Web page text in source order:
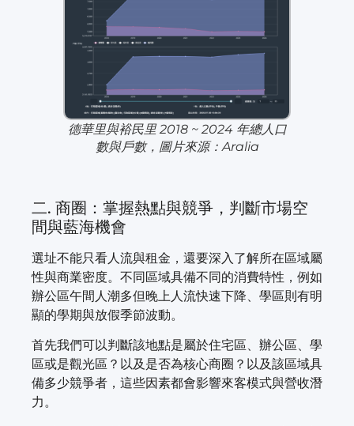
德華里與裕民里 2018 ~ 2024 年總人口
數與戶數，圖片來源：Aralia
二. 商圈：掌握熱點與競爭，判斷市場空
間與藍海機會
選址不能只看人流與租金，還要深入了解所在區域屬
性與商業密度。不同區域具備不同的消費特性，例如
辦公區午間人潮多但晚上人流快速下降、學區則有明
顯的學期與放假季節波動。
首先我們可以判斷該地點是屬於住宅區、辦公區、學
區或是觀光區？以及是否為核心商圈？以及該區域具
備多少競爭者，這些因素都會影響來客模式與營收潛
力。